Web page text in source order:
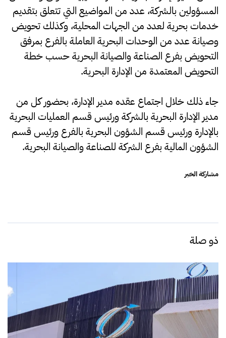
المسؤولين بالشركة، عدد من المواضيع التي تتعلق بتقديم
خدمات بحرية لعدد من الجهات المحلية، وكذلك تحويض
وصيانة عدد من الوحدات البحرية العاملة بالفرع بمرفق
التحويض بفرع الصناعة والصيانة البحرية حسب خطة
التحويض المعتمدة من الإدارة البحرية.
جاء ذلك خلال اجتماع عقده مدير الإدارة، بحضور كل من
مدير الإدارة البحرية بالشركة ورئيس قسم العمليات البحرية
بالإدارة ورئيس قسم الشؤون البحرية بالفرع ورئيس قسم
الشؤون المالية بفرع الشركة للصناعة والصيانة البحرية.
مشاركة الخبر
ذو صلة